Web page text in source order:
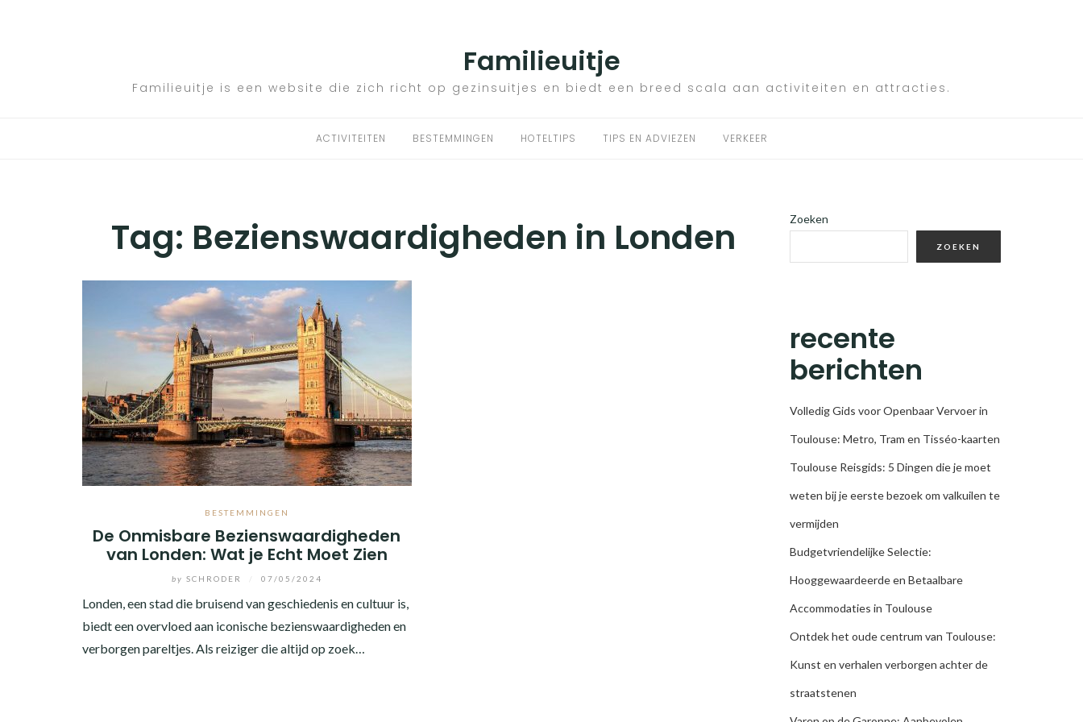
Familieuitje
Familieuitje is een website die zich richt op gezinsuitjes en biedt een breed scala aan activiteiten en attracties.
ACTIVITEITEN BESTEMMINGEN HOTELTIPS TIPS EN ADVIEZEN VERKEER
Tag: Bezienswaardigheden in Londen
BESTEMMINGEN
De Onmisbare Bezienswaardigheden
van Londen: Wat je Echt Moet Zien
by SCHRODER 07/05/2024
Londen, een stad die bruisend van geschiedenis en cultuur is,
biedt een overvloed aan iconische bezienswaardigheden en
verborgen pareltjes. Als reiziger die altijd op zoek…
Zoeken
ZOEKEN
recente
berichten
Volledig Gids voor Openbaar Vervoer in
Toulouse: Metro, Tram en Tisséo-kaarten
Toulouse Reisgids: 5 Dingen die je moet
weten bij je eerste bezoek om valkuilen te
vermijden
Budgetvriendelijke Selectie:
Hooggewaardeerde en Betaalbare
Accommodaties in Toulouse
Ontdek het oude centrum van Toulouse:
Kunst en verhalen verborgen achter de
straatstenen